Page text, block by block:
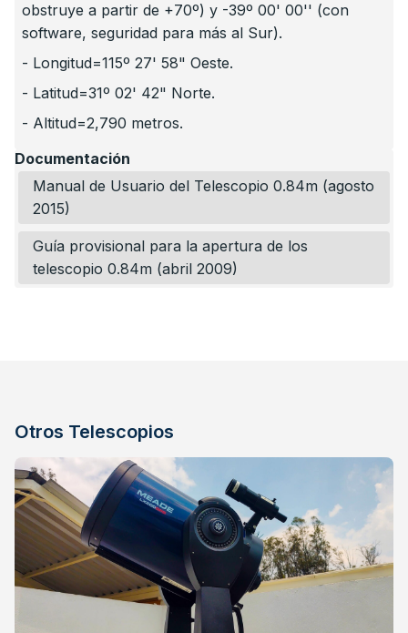
obstruye a partir de +70º) y -39º 00' 00'' (con
software, seguridad para más al Sur).
- Longitud=115º 27' 58" Oeste.
- Latitud=31º 02' 42" Norte.
- Altitud=2,790 metros.
Documentación
Manual de Usuario del Telescopio 0.84m (agosto
2015)
Guía provisional para la apertura de los
telescopio 0.84m (abril 2009)
Otros Telescopios